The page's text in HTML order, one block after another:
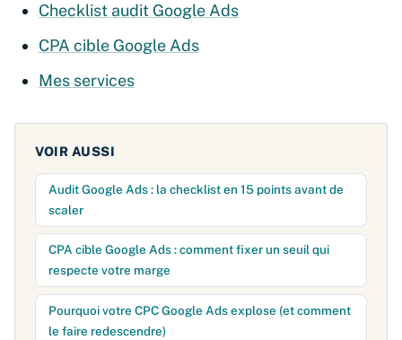
Checklist audit Google Ads
CPA cible Google Ads
Mes services
VOIR AUSSI
Audit Google Ads : la checklist en 15 points avant de
scaler
CPA cible Google Ads : comment fixer un seuil qui
respecte votre marge
Pourquoi votre CPC Google Ads explose (et comment
le faire redescendre)